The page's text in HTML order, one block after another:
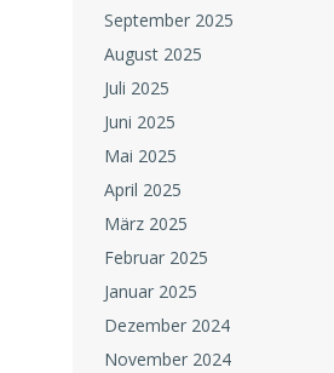
September 2025
August 2025
Juli 2025
Juni 2025
Mai 2025
April 2025
März 2025
Februar 2025
Januar 2025
Dezember 2024
November 2024